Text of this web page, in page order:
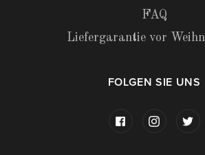
FAQ
Liefergarantie vor
FOLGEN SIE UNS